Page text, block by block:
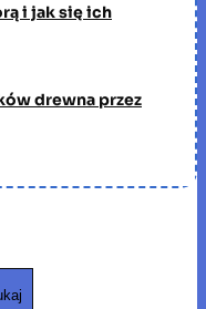
i jak się ich
drewna przez